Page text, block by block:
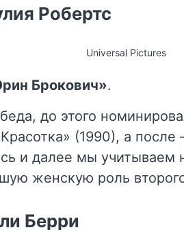
Робертс
Universal Pictures
Брокович».
до этого
(1990), а
и далее мы учитываем
женскую роль
Берри